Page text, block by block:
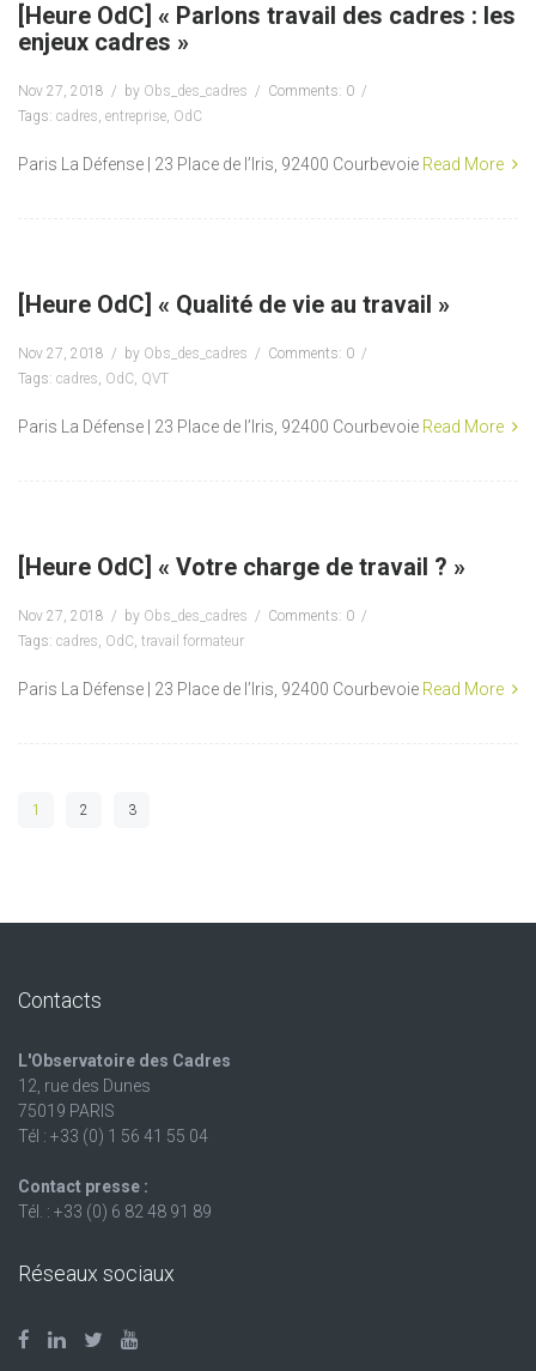
[Heure OdC] « Parlons travail des cadres : les
enjeux cadres »
Nov 27, 2018 by Obs_des_cadres
Comments: 0
Tags: cadres, entreprise, OdC
Paris La Défense | 23 Place de l’Iris, 92400 Courbevoie Read More
[Heure OdC] « Qualité de vie au travail »
Nov 27, 2018 by Obs_des_cadres
Comments: 0
Tags: cadres, OdC, QVT
Paris La Défense | 23 Place de l’Iris, 92400 Courbevoie Read More
[Heure OdC] « Votre charge de travail ? »
Nov 27, 2018 by Obs_des_cadres
Comments: 0
Tags: cadres, OdC, travail formateur
Paris La Défense | 23 Place de l’Iris, 92400 Courbevoie Read More
1 2 3
Contacts
L'Observatoire des Cadres
12, rue des Dunes
75019 PARIS
Tél : +33 (0) 1 56 41 55 04
Contact presse :
Tél. : +33 (0) 6 82 48 91 89
Réseaux sociaux